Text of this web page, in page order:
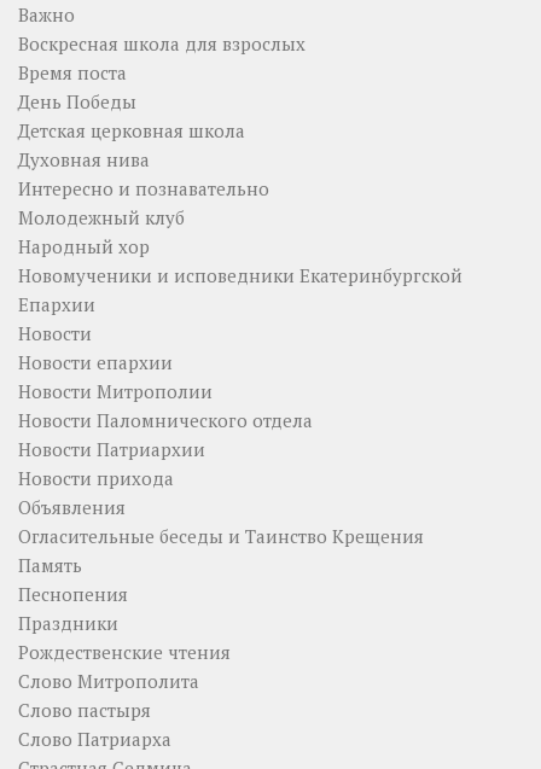
Важно
Воскресная школа для взрослых
Время поста
День Победы
Детская церковная школа
Духовная нива
Интересно и познавательно
Молодежный клуб
Народный хор
Новомученики и исповедники Екатеринбургской
Епархии
Новости
Новости епархии
Новости Митрополии
Новости Паломнического отдела
Новости Патриархии
Новости прихода
Объявления
Огласительные беседы и Таинство Крещения
Память
Песнопения
Праздники
Рождественские чтения
Слово Митрополита
Слово пастыря
Слово Патриарха